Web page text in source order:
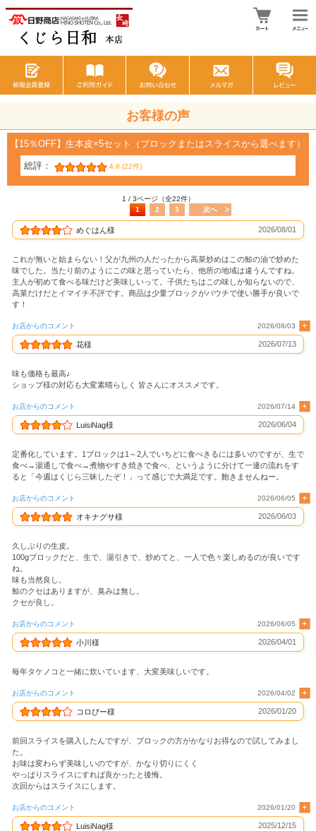
お客様の声
【15％OFF】生本皮×5セット（ブロックまたはスライスから選べます）
総評： 4.8 (22件)
1 / 3ページ（全22件）
1
2 3 次へ
めぐはん様 2026/08/01
これが無いと始まらない！父が九州の人だったから高菜炒めはこの鯨の油で炒めた
味でした。当たり前のようにこの味と思っていたら、他所の地域は違うんですね。
主人が初めて食べる味だけど美味しいって。子供たちはこの味しか知らないので、
高菜だけだとイマイチ不評です。商品は少量ブロックがパウチで使い勝手が良いで
す！
お店からのコメント 2026/08/03
花様 2026/07/13
味も価格も最高♪
ショップ様の対応も大変素晴らしく 皆さんにオススメです。
お店からのコメント 2026/07/14
LuisiNag様 2026/06/04
定番化しています。1ブロックは1～2人でいちどに食べきるには多いのですが、生で
食べ→湯通しで食べ→煮物やすき焼きで食べ、というように分けて一連の流れをす
ると「今週はくじら三昧したぞ！」って感じで大満足です。飽きませんねー。
お店からのコメント 2026/06/05
オキナグサ様 2026/06/03
久しぶりの生皮。
100gブロックだと、生で、湯引きで、炒めてと、一人で色々楽しめるのが良いです
ね。
味も当然良し。
鯨のクセはありますが、臭みは無し。
クセが良し。
お店からのコメント 2026/06/05
小川様 2026/04/01
毎年タケノコと一緒に炊いています、大変美味しいです。
お店からのコメント 2026/04/02
コロぴー様 2026/01/20
前回スライスを購入したんですが、ブロックの方がかなりお得なので試してみまし
た。
お味は変わらず美味しいのですが、かなり切りにくく
やっぱりスライスにすれば良かったと後悔。
次回からはスライスにします。
お店からのコメント 2026/01/20
LuisiNag様 2025/12/15